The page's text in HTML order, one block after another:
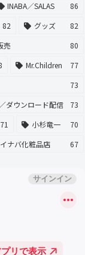
INABA／SALAS
86
82 グッズ
82
売
80
Mr.Children
77
73
ダウンロード配信
73
71 小杉竜一
70
イナバ化粧品店 67